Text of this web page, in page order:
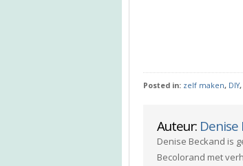
Posted in: zelf maken, DIY,
Auteur: Denise
Denise Beckand is
Becolorand met